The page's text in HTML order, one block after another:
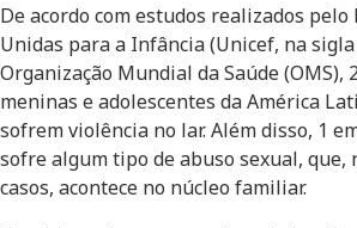
De acordo com estudos realizados pelo
Unidas para a Infância (Unicef, na
Organização Mundial da Saúde (OMS),
meninas e adolescentes da América
sofrem violência no lar. Além disso, 1
sofre algum tipo de abuso sexual, que,
casos, acontece no núcleo familiar.